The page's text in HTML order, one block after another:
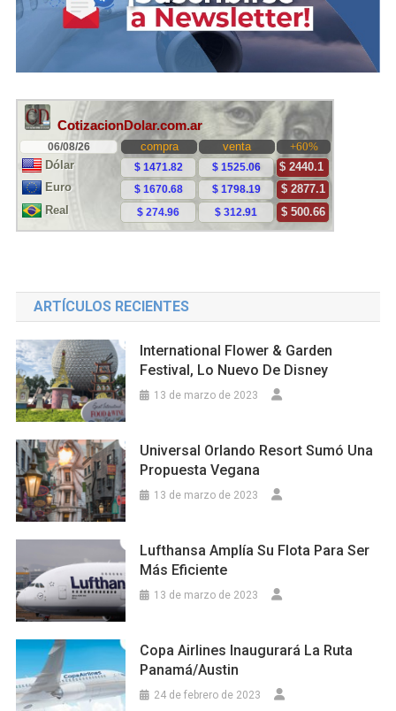
ARTÍCULOS RECIENTES
International Flower & Garden
Festival, Lo Nuevo De Disney
13 de marzo de 2023
Universal Orlando Resort Sumó Una
Propuesta Vegana
13 de marzo de 2023
Lufthansa Amplía Su Flota Para Ser
Más Eficiente
13 de marzo de 2023
Copa Airlines Inaugurará La Ruta
Panamá/Austin
24 de febrero de 2023